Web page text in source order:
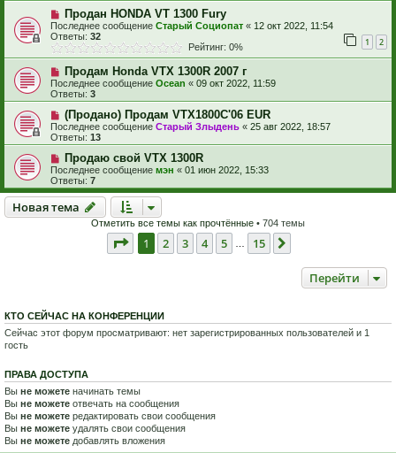
Продан HONDA VT 1300 Fury
Последнее сообщение Старый Социопат « 12 окт 2022, 11:54
Ответы: 32 1 2
Рейтинг: 0%
Продам Honda VTX 1300R 2007 г
Последнее сообщение Ocean « 09 окт 2022, 11:59
Ответы: 3
(Продано) Продам VTX1800C'06 EUR
Последнее сообщение Старый Злыдень « 25 авг 2022, 18:57
Ответы: 13
Продаю свой VTX 1300R
Последнее сообщение мэн « 01 июн 2022, 15:33
Ответы: 7
Новая тема
Новаятема
Отметить все темы как прочтённые • 704 темы
Страница из 15
1 2 3 4 5 15
Перейти
КТО СЕЙЧАС НА КОНФЕРЕНЦИИ
Сейчас этот форум просматривают: нет зарегистрированных пользователей и 1
гость
ПРАВА ДОСТУПА
Вы не можете начинать темы
Вы не можете отвечать на сообщения
Вы не можете редактировать свои сообщения
Вы не можете удалять свои сообщения
Вы не можете добавлять вложения